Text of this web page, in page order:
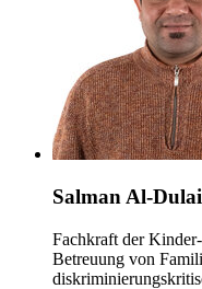
Salman Al-
Fachkraft der
Betreuung von